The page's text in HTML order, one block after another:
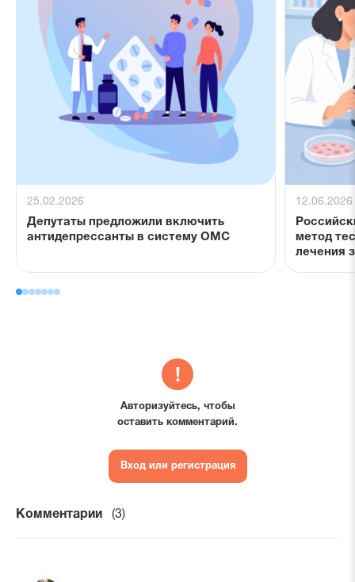
25.02.2026
Депутаты предложили включить
антидепрессанты в систему ОМС
12.06.2026
метод
лечения
Авторизуйтесь, чтобы
оставить комментарий.
Вход или регистрация
Комментарии (3)